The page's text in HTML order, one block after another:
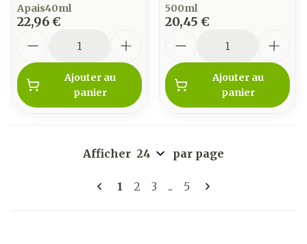
Apais40ml
22,96 €
Ajouter au
panier
500ml
20,45 €
Ajouter au
panier
Pages
Vous lisez actuellement la page
1 Page
2 Page
3 ... Page
5
Afficher par page